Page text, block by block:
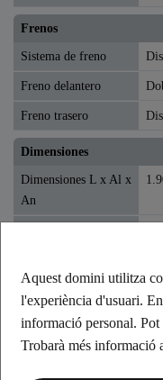
Frenos
Sistema de freno
Freno delantero
Freno trasero
Dimensiones
Dimensiones L x Al x
An
Neumáticos
Neumático delantero
Neumático trasero 22
Aquest domini utilitza
l'experiència d'usuari.
informació personal. Pot
Trobarà més informació